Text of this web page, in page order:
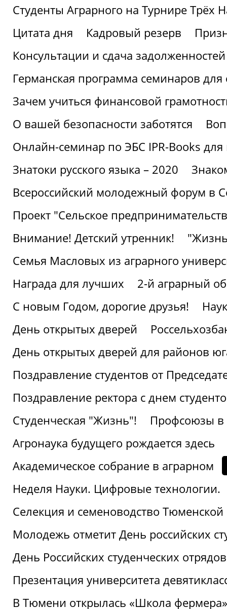
Студенты Аграрного на Турнире Трёх
Цитата дня
Кадровый резерв
Консультации и сдача
Германская программа семинаров для
Зачем учиться финансовой
О вашей безопасности заботятся
Онлайн-семинар по ЭБС IPR-Books для
Знатоки русского языка – 2020
Всероссийский молодежный форум в
Проект "Сельское
Внимание! Детский утренник!
Семья Масловых из аграрного
Награда для лучших
2-й аграрный
С новым Годом, дорогие друзья!
День открытых дверей
День открытых дверей для районов
Поздравление студентов от
Поздравление ректора с днем
Студенческая "Жизнь"!
Профсоюзы в
Агронаука будущего рождается здесь
Академическое собрание в аграрном
Неделя Науки. Цифровые технологии.
Селекция и семеноводство Тюменской
Молодежь отметит День российских
День Российских студенческих
Презентация университета
В Тюмени открылась «Школа фермера»